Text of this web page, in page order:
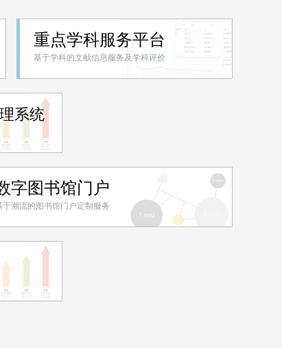
重点学科服务平台
基于学科的文献信息服务及学科评价
系统
字图书馆门户
于潮流的图书馆门户定制服务